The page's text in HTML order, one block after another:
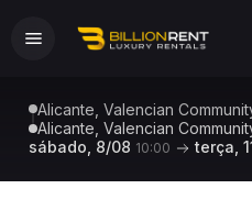
Alicante, Valencian
Alicante, Valencian
sábado, 8/08 10:00 terça,